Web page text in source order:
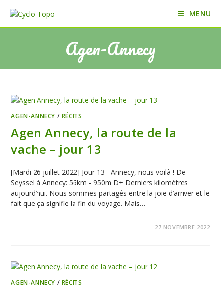
content
MENU
Agen-Annecy
AGEN-ANNECY / RÉCITS
Agen Annecy, la route de la
vache – jour 13
[Mardi 26 juillet 2022] Jour 13 - Annecy, nous voilà ! De
Seyssel à Annecy: 56km - 950m D+ Derniers kilomètres
aujourd’hui. Nous sommes partagés entre la joie d’arriver et le
fait que ça signifie la fin du voyage. Mais…
27 NOVEMBRE 2022
AGEN-ANNECY / RÉCITS